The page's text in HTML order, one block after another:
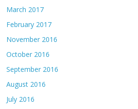
March 2017
February 2017
November 2016
October 2016
September 2016
August 2016
July 2016